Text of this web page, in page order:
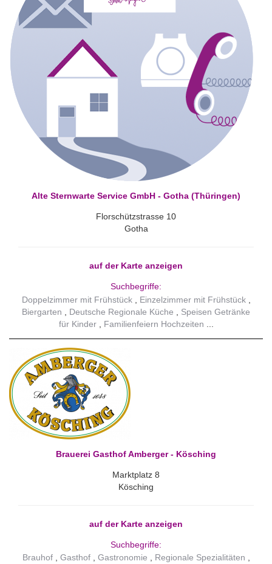
Alte Sternwarte Service GmbH - Gotha (Thüringen)
Florschützstrasse 10
Gotha
auf der Karte anzeigen
Suchbegriffe:
Doppelzimmer mit Frühstück
Einzelzimmer mit Frühstück
Biergarten
Deutsche Regionale Küche
Speisen Getränke
für Kinder
Familienfeiern Hochzeiten
Brauerei Gasthof Amberger - Kösching
Marktplatz 8
Kösching
auf der Karte anzeigen
Suchbegriffe:
Brauhof
Gasthof Gastronomie
Regionale Spezialitäten